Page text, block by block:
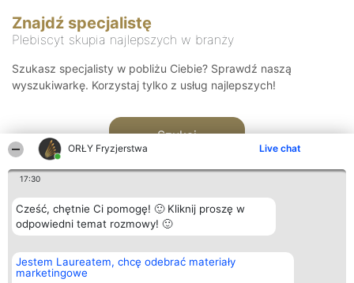
ORŁY Fryzjerstwa Live chat
17:30
Cześć, chętnie Ci pomogę! 🙂 Kliknij proszę w
odpowiedni temat rozmowy! 🙂
Jestem Laureatem, chcę odebrać materiały
marketingowe
Znajdź specjalistę
Plebiscyt skupia najlepszych w branży
Szukasz specjalisty w pobliżu Ciebie? Sprawdź naszą
wyszukiwarkę. Korzystaj tylko z usług najlepszych!
Szukaj
Organizator plebiscytu
Bright Side Solutions sp. z o.
o. sp. k.
Plebiscyt
Laureaci
Kontakt
Kontakt